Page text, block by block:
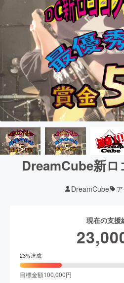
DreamCube新ロ
DreamCube
現在の支援
23%達成
目標金額100,000円